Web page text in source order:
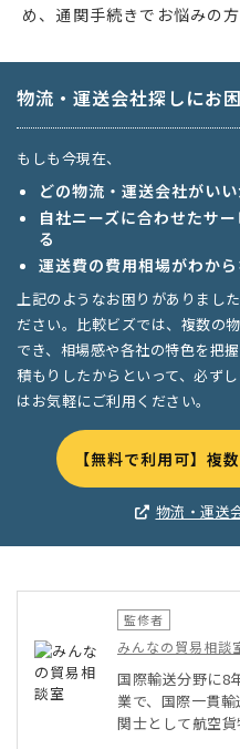
め、通関手続きでお悩みの
物流・運送会社探しにお
もしも今現在、
どの物流・運送会社がい
自社ニーズに合わせたサ
る
運送費の費用相場がわか
上記のようなお困りがありまし
ださい。比較ビズでは、複数の
でき、相場感や各社の特色を把
積もりしたからといって、必ず
はお気軽にご利用ください。
【無料で利用可】複
物流・運送
監修者
みんなの貿易相談
国際輸送分野に8
業で、国際一貫
関士として航空